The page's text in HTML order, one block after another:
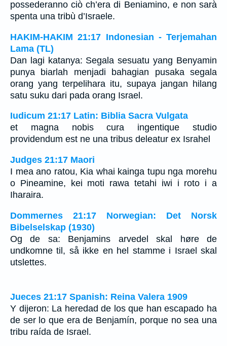
possederanno ciò ch’era di Beniamino, e non sarà
spenta una tribù d’Israele.
HAKIM-HAKIM 21:17 Indonesian - Terjemahan
Lama (TL)
Dan lagi katanya: Segala sesuatu yang Benyamin
punya biarlah menjadi bahagian pusaka segala
orang yang terpelihara itu, supaya jangan hilang
satu suku dari pada orang Israel.
Iudicum 21:17 Latin: Biblia Sacra Vulgata
et magna nobis cura ingentique studio
providendum est ne una tribus deleatur ex Israhel
Judges 21:17 Maori
I mea ano ratou, Kia whai kainga tupu nga morehu
o Pineamine, kei moti rawa tetahi iwi i roto i a
Iharaira.
Dommernes 21:17 Norwegian: Det Norsk
Bibelselskap (1930)
Og de sa: Benjamins arvedel skal høre de
undkomne til, så ikke en hel stamme i Israel skal
utslettes.
Jueces 21:17 Spanish: Reina Valera 1909
Y dijeron: La heredad de los que han escapado ha
de ser lo que era de Benjamín, porque no sea una
tribu raída de Israel.